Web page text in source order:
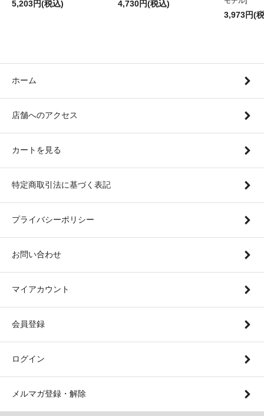
5,203円(税込) 4,730円(税込)
3,973円(
ホーム
店舗へのアクセス
カートを見る
特定商取引法に基づく表記
プライバシーポリシー
お問い合わせ
マイアカウント
会員登録
ログイン
メルマガ登録・解除